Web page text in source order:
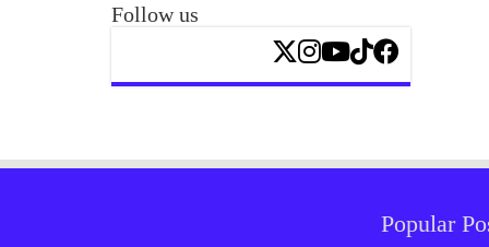
Follow us
Popular